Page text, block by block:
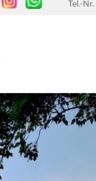
Tel.-Nr.